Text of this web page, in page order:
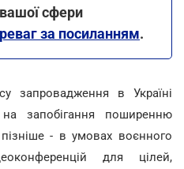
сфери
за посиланням.
запровадження в Україні
запобігання поширенню
- в умовах воєнного
для цілей,